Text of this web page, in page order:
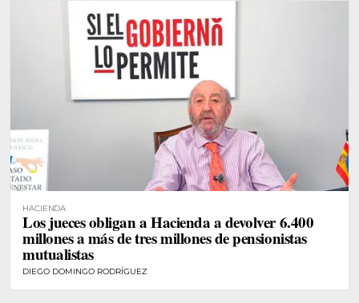
HACIENDA
Los jueces obligan a Hacienda a devolver 6.400
millones a más de tres millones de pensionistas
mutualistas
DIEGO DOMINGO RODRÍGUEZ